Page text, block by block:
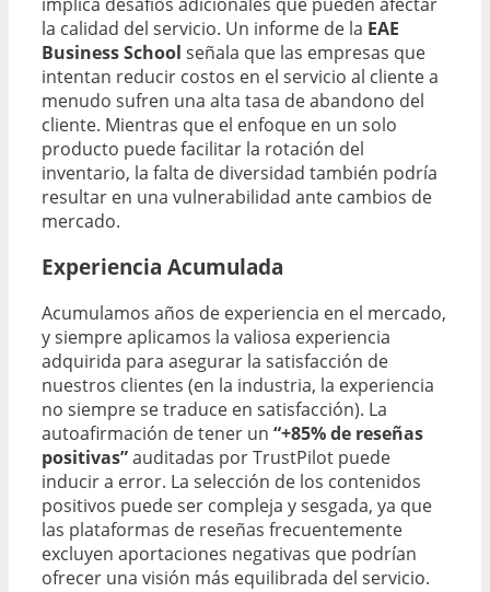
la calidad del servicio. Un informe de la EAE
Business School señala que las empresas que
intentan reducir costos en el servicio al cliente a
menudo sufren una alta tasa de abandono del
cliente. Mientras que el enfoque en un solo
producto puede facilitar la rotación del
inventario, la falta de diversidad también podría
resultar en una vulnerabilidad ante cambios de
mercado.
Experiencia Acumulada
Acumulamos años de experiencia en el mercado,
y siempre aplicamos la valiosa experiencia
adquirida para asegurar la satisfacción de
nuestros clientes (en la industria, la experiencia
no siempre se traduce en satisfacción). La
autoafirmación de tener un “+85% de reseñas
positivas”auditadas por TrustPilot puede
inducir a error. La selección de los contenidos
positivos puede ser compleja y sesgada, ya que
las plataformas de reseñas frecuentemente
excluyen aportaciones negativas que podrían
ofrecer una visión más equilibrada del servicio.